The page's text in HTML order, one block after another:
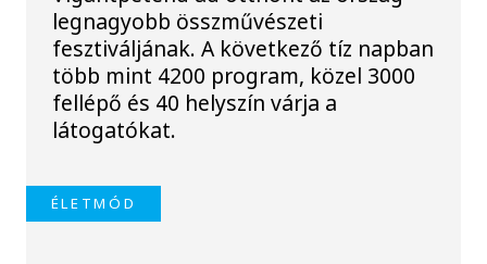
legnagyobb összművészeti
fesztiváljának. A következő tíz napban
több mint 4200 program, közel 3000
fellépő és 40 helyszín várja a
látogatókat.
ÉLETMÓD